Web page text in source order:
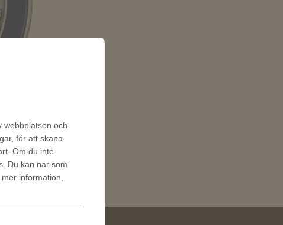
webbplatsen och
för att skapa
Om du inte
Du kan när som
information,